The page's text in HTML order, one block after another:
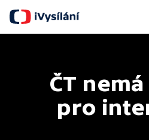
ČT
pro